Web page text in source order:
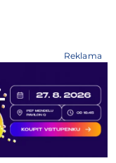
Reklama